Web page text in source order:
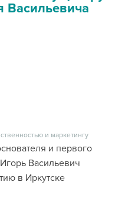
Васильевича
и маркетингу
и первого
Васильевич
в Иркутске